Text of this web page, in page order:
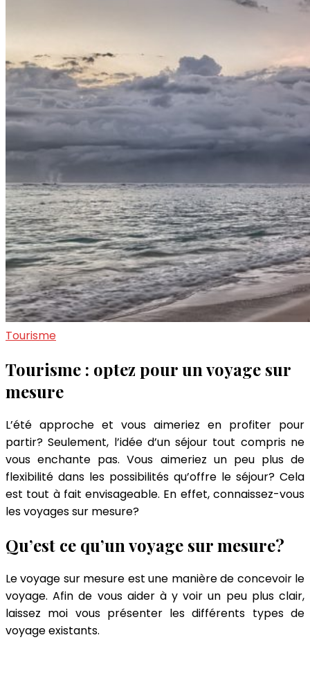
Tourisme
Tourisme : optez pour un voyage sur
mesure
L’été approche et vous aimeriez en profiter pour
partir? Seulement, l’idée d’un séjour tout compris ne
vous enchante pas.Vous aimeriez un peu plus de
flexibilité dans les possibilités qu’offre le séjour? Cela
est tout à fait envisageable. En effet, connaissez-vous
les voyages sur mesure?
Qu’est ce qu’un voyage sur mesure?
Le voyage sur mesure est une manière de concevoir le
voyage. Afin de vous aider à y voir un peu plus clair,
laissez moi vous présenter les différents types de
voyage existants.